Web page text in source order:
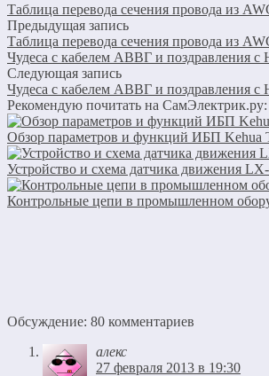
Таблица перевода сечения провода из
Предыдущая запись
Таблица перевода сечения провода из
Чудеса с кабелем АВВГ и поздравления
Следующая запись
Чудеса с кабелем АВВГ и поздравления
Рекомендую почитать на СамЭлектрик.ру:
Обзор параметров и функций ИБП Kehua
Устройство и схема датчика движения
Контрольные цепи в промышленном
Обсуждение: 80 комментариев
алекс
27 февраля 2013 в 19:30